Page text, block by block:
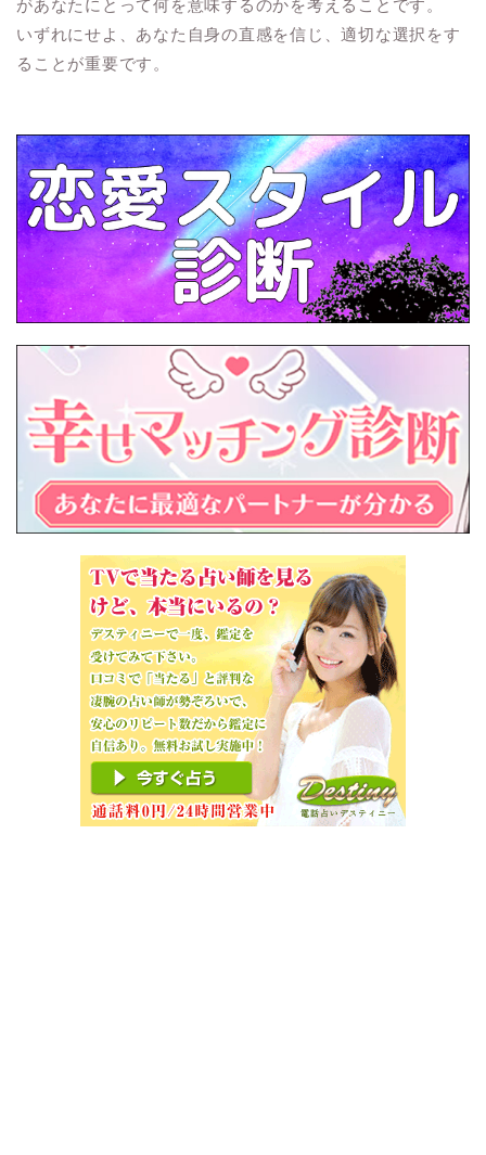
があなたにとって何を意味するのかを考えることです。
いずれにせよ、あなた自身の直感を信じ、適切な選択をす
ることが重要です。